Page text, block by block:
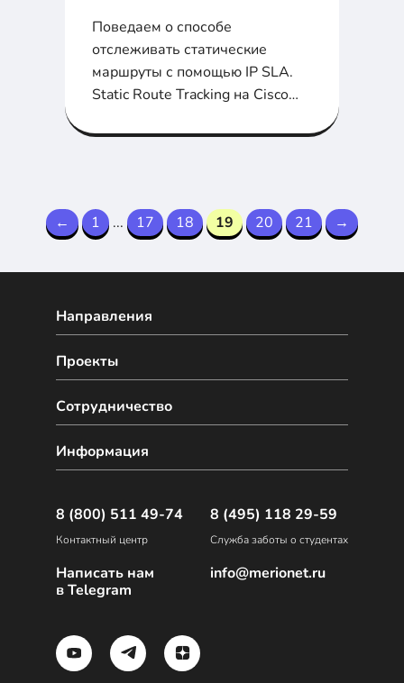
Поведаем о способе
отслеживать статические
маршруты с помощью IP SLA.
Static Route Tracking на Cisco
← 1 ... 17 18 19 20 21 →
Направления
Сотрудничество
Проекты
Информация
8 (800) 511 49-74
Контактный центр
Написать нам
в Telegram
8 (495) 118 29-59
Служба заботы о студентах
info@merionet.ru